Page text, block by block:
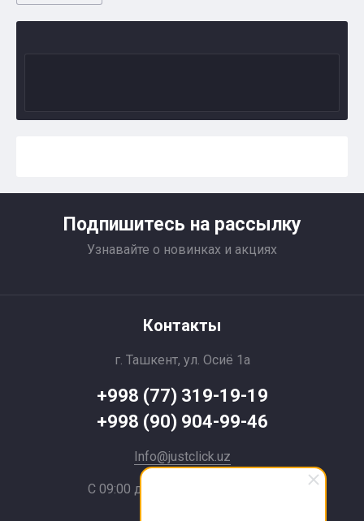
Подпишитесь на рассылку
Узнавайте о новинках и акциях
Контакты
г. Ташкент, ул. Осиё 1a
+998 (77) 319-19-19
+998 (90) 904-99-46
Info@justclick.uz
С 09:00 до 21:00 без выходных